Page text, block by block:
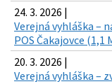
24. 3. 2026 |
Verejná vyhláška –
POS Čakajovce (1,1
20. 3. 2026 |
Verejná vyhláška –